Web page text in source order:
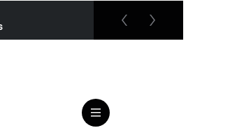
RTL up
Das Jugendgericht